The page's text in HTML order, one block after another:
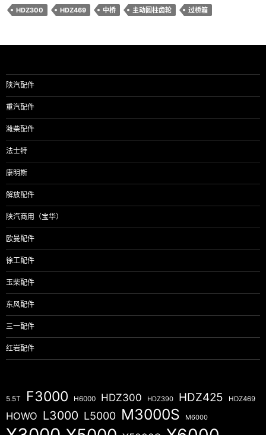
HDZ300 HDZ469 中桥 主动圆柱齿轮 过桥箱
陕汽配件
重汽配件
潍柴配件
法士特
康明斯
解放配件
陕汽商用（宝华）
欧曼配件
徐工配件
玉柴配件
东风配件
三一配件
红岩配件
5.5T F3000 H6000 HDZ300 HDZ390 HDZ425 HDZ469
HOWO L3000 L5000 M3000S M6000